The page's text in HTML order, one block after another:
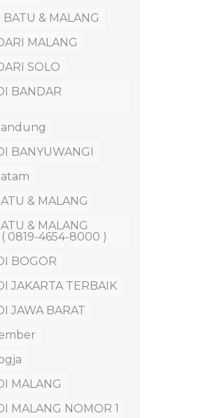
& MALANG
MALANG
SOLO
BANDAR
BANYUWANGI
& MALANG
& MALANG
( 0819-4654-8000 )
BOGOR
JAKARTA TERBAIK
JAWA BARAT
MALANG
MALANG NOMOR 1